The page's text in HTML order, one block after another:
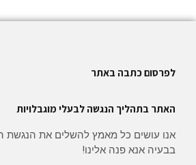
לפרסום כתבה באתר
האתר בתהליך הנגשה לבעלי מוגבלויות
אנו עושים כל מאמץ להשלים את הנגשת
בבעיה אנא פנה אלינו!